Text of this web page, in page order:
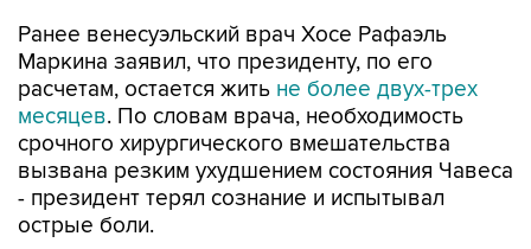
Ранее венесуэльский врач Хосе Рафаэль
Маркина заявил, что президенту, по его
расчетам, остается жить не более двух-трех
месяцев. По словам врача, необходимость
срочного хирургического вмешательства
вызвана резким ухудшением состояния Чавеса
- президент терял сознание и испытывал
острые боли.